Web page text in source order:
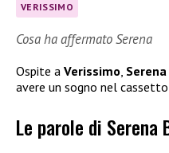
VERISSIMO
Cosa ha affermato Serena
Ospite a Verissimo,
avere un sogno nel
Le parole di Serena